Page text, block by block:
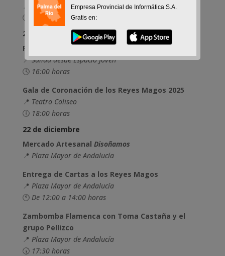
📍
Espacio Santa Clara
🕓
16:00 horas
21 de diciembre
Pasacalles de la Coronación
📍Salida desde Espacio Joven
🕓 16:00 horas
Gala de Coronación de los Reyes Magos 2025
📍 Teatro Coliseo
🕕 18:00 horas
22 de diciembre
Mercado Artesanal Disoñamos
📍 Plaza Mayor de Andalucía
Entrega de Cartas a los Reyes Magos
📍 Plaza Mayor de Andalucía
🕚 De 12:00 a 14:00 horas
Zambomba Flamenca con Toma Castaña y el
grupo Pellizco
📍 Plaza Mayor de Andalucía
🕠 17:30 horas
Empresa Provincial de Informática S.A.
Gratis en: